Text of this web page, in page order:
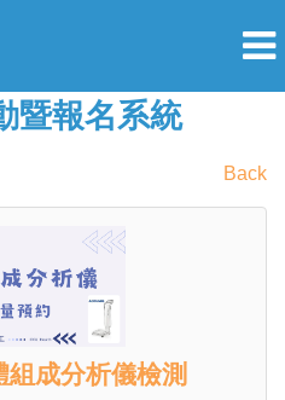
暨報名系統
Back
成分析儀檢測